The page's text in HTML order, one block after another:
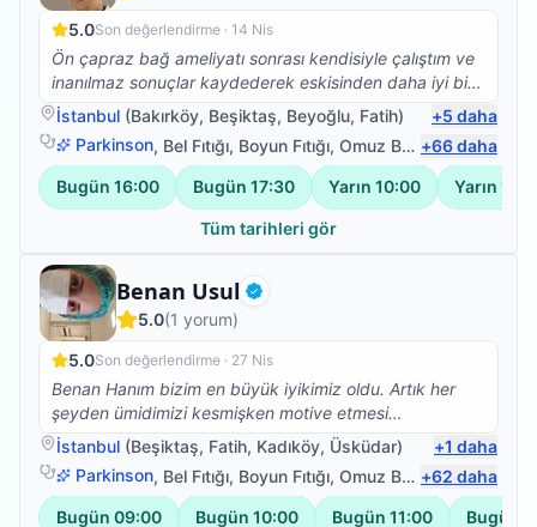
5.0Son değerlendirme · 14 Nis
Ön çapraz bağ ameliyatı sonrası kendisiyle çalıştım ve
inanılmaz sonuçlar kaydederek eskisinden daha iyi bir
noktaya geldiğimizi söyleyebilirim. Kalça protezi olan
annemi de protez ameliyatı öncesi dönemde
yapamadığı işleri kolayca yapar hale getirdi. Tekrar
teşekkürler değerli hocam, başarılarınızın devamını
dilerim.
İstanbul (Bakırköy, Beşiktaş, Beyoğlu, Fatih) +5 daha
Parkinson, Bel Fıtığı, Boyun Fıtığı, Omuz Bağ Yaralanması +66daha
Bugün 16:00 Bugün 17:30 Yarın 10:00 Yarın
Tüm tarihleri gör
Benan Usul Doğrulanmış
Fizyoterapist
5.0(1 yorum)
5.0Son değerlendirme · 27 Nis
Benan Hanım bizim en büyük iyikimiz oldu. Artık her
şeyden ümidimizi kesmişken motive etmesi
iyileşeceğimize inandırması bizi tekrardan hayata
bağladı. Herkesin hayatına Benan Hanım gibi bir
fizyoterapist dokunmalı. O geçirdiğimiz büyük
ameliyatlardan sonra hem seans sırasında psikoterapi
İstanbul (Beşiktaş, Fatih, Kadıköy, Üsküdar) +1 daha
Parkinson, Bel Fıtığı, Boyun Fıtığı, Omuz Bağ Yaralanması +62 daha
Bugün 09:00 Bugün 10:00 Bugün 11:00 Bugün